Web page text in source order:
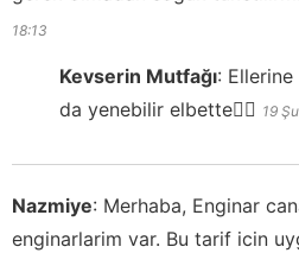
18:13
Kevserin Mutfağı:
da yenebilir elbette👍🏻 19
Nazmiye: Merhaba, Enginar
enginarlarim var. Bu tarif icin